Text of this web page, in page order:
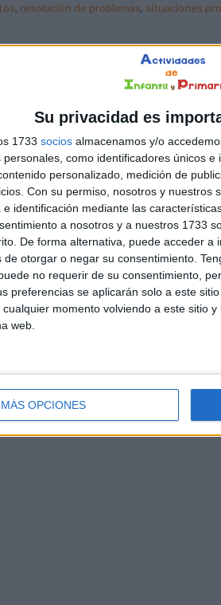
Su privacidad es
1733 socios almacenamos y/o
personales, como identificadores únicos
personalizado, medición de
Con su permiso, nosotros y nuestros
identificación mediante las
a nosotros y a nuestros 1733
De forma alternativa, puede acceder a
de otorgar o negar su consentimiento.
no requerir de su consentimiento,
preferencias se aplicarán solo a este
momento volviendo a este sitio
web.
MÁS OPCIONES
, resolución de problemas, situaciones